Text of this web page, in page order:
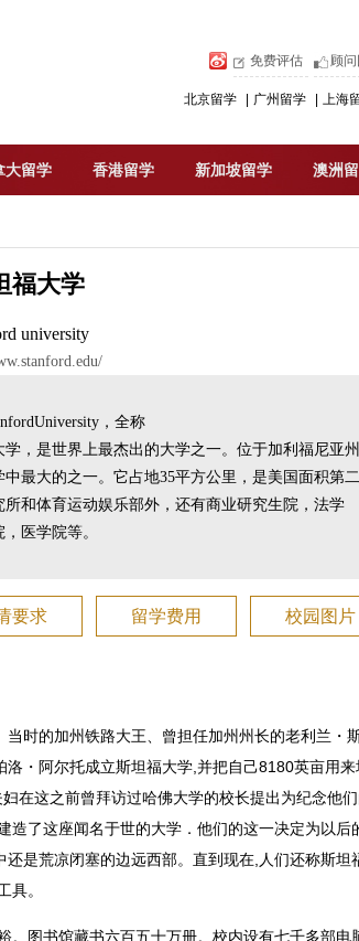
免费评估 顾问
北京留学 广州留学 上海
大留学 香港留学 新加坡留学 澳洲
福大学
university
，全称
，是世界上最杰出的大学之一。位于加利福尼亚州
最大的之一。它占地35平方公里，是美国面积第二
和体育运动娱乐部外，还有商业研究生院，法学
医学院等。
要求 留学费用 校园图片
时的加州铁路大王、曾担任加州州长的老利兰・
・阿尔托成立斯坦福大学,并把自己8180英亩用来
在这之前曾拜访过哈佛大学的校长提出为纪念他
了这座闻名于世的大学．他们的这一决定为以后
是荒凉闭塞的边远西部。直到现在,人们还称斯坦
具。
。图书馆藏书六百五十万册。校内设有七千多部电